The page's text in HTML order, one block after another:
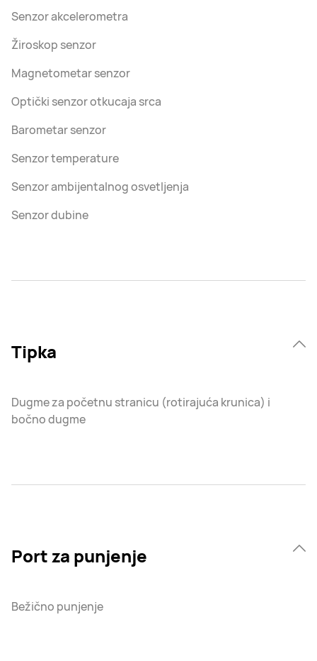
Senzor akcelerometra
Žiroskop senzor
Magnetometar senzor
Optički senzor otkucaja srca
Barometar senzor
Senzor temperature
Senzor ambijentalnog osvetljenja
Senzor dubine
Tipka
Dugme za početnu stranicu (rotirajuća krunica) i
bočno dugme
Port za punjenje
Bežično punjenje